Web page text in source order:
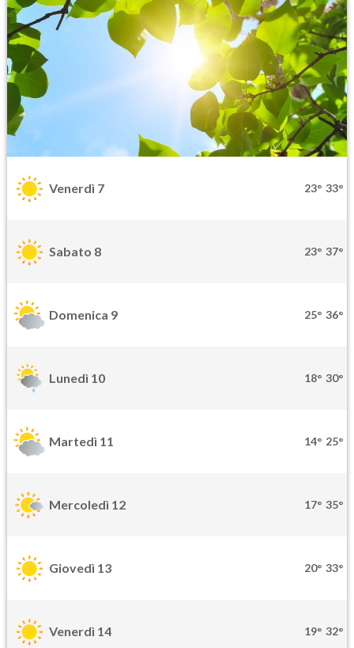
Venerdì 7 23° 33°
Sabato 8 23° 37°
Domenica 9 25° 36°
Lunedì 10 18° 30°
Martedì 11 14° 25°
Mercoledì 12 17° 35°
Giovedì 13 20° 33°
Venerdì 14 19° 32°